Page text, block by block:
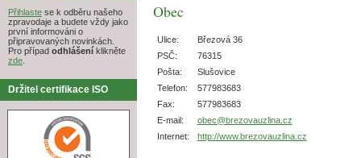
Přihlaste se k odběru našeho
zpravodaje a budete vždy jako
první informováni o
připravovaných novinkách.
Pro případ odhlášení klikněte
zde.
Držitel certifikace ISO
Obec
Ulice:
Březová 36
PSČ:
76315
Pošta:
Slušovice
Telefon:
577983683
Fax:
577983683
E-mail:
obec@brezovauzlina.cz
Internet:
http://www.brezovauzlina.cz